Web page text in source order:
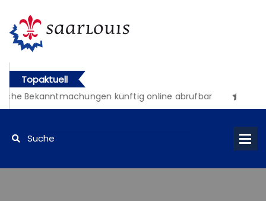
Topaktuell
Bekanntmachungen künftig online abrufbar